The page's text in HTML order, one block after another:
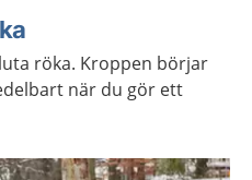
röka. Kroppen börjar
när du gör ett